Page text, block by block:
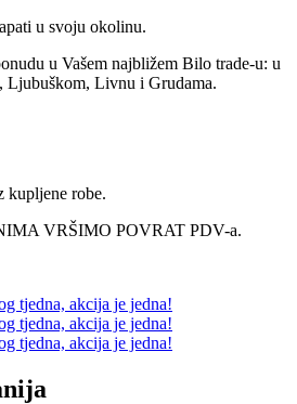
u svoju okolinu.
u Vašem najbližem Bilo trade-u: u
Ljubuškom, Livnu i Grudama.
kupljene robe.
VRŠIMO POVRAT PDV-a.
tjedna, akcija je jedna!
tjedna, akcija je jedna!
tjedna, akcija je jedna!